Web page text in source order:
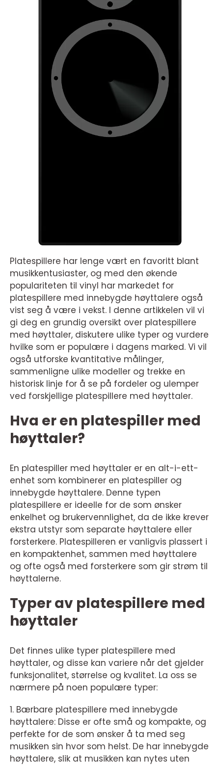
Platespillere har lenge vært en favoritt blant
musikkentusiaster, og med den økende
populariteten til vinyl har markedet for
platespillere med innebygde høyttalere også
vist seg å være i vekst. I denne artikkelen vil vi
gi deg en grundig oversikt over platespillere
med høyttaler, diskutere ulike typer og vurdere
hvilke som er populære i dagens marked. Vi vil
også utforske kvantitative målinger,
sammenligne ulike modeller og trekke en
historisk linje for å se på fordeler og ulemper
ved forskjellige platespillere med høyttaler.
Hva er en platespiller med
høyttaler?
En platespiller med høyttaler er en alt-i-ett-
enhet som kombinerer en platespiller og
innebygde høyttalere. Denne typen
platespillere er ideelle for de som ønsker
enkelhet og brukervennlighet, da de ikke krever
ekstra utstyr som separate høyttalere eller
forsterkere. Platespilleren er vanligvis plassert i
en kompaktenhet, sammen med høyttalere
og ofte også med forsterkere som gir strøm til
høyttalerne.
Typer av platespillere med
høyttaler
Det finnes ulike typer platespillere med
høyttaler, og disse kan variere når det gjelder
funksjonalitet, størrelse og kvalitet. La oss se
nærmere på noen populære typer:
1. Bærbare platespillere med innebygde
høyttalere: Disse er ofte små og kompakte, og
perfekte for de som ønsker å ta med seg
musikken sin hvor som helst. De har innebygde
høyttalere, slik at musikken kan nytes uten